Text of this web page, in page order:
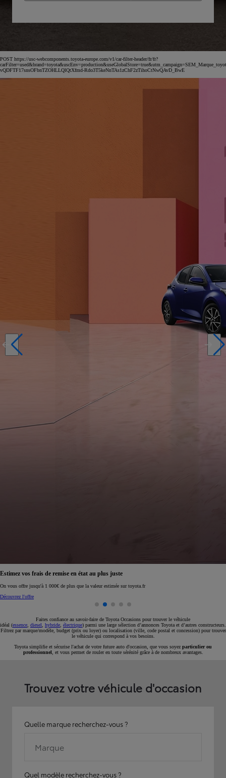
POST https://usc-webcomponents.toyota-europe.com/v1/car-filter-header/fr/fr?
vQDFTF17snsOFbnTZOHLLQlQtXfmd-Rdo3T5keNnTAs1zChF2zTihoCtNwQAvD_BwE
Réservez en ligne votre occasion pour 1€ seulement
Réservez en ligne
Faites confiance au savoir-faire de Toyota Occasions pour trouver le véhicule
idéal (essence diesel hybride électrique) parmi une large sélection d’annonces Toyota et d’autres constructeurs.
Filtrez par marque/modèle, budget (prix ou loyer) ou localisation (ville, code postal et concession) pour trouver
le véhicule qui correspond à vos besoins.
Toyota simplifie et sécurise l'achat de votre future auto d'occasion, que vous soyez particulier ou
professionnel , et vous permet de rouler en toute sérénité grâce à de nombreux avantages.
Trouvez votre véhicule d'occasion
Quelle marque recherchez-vous ?
Marque
Quel modèle recherchez-vous ?